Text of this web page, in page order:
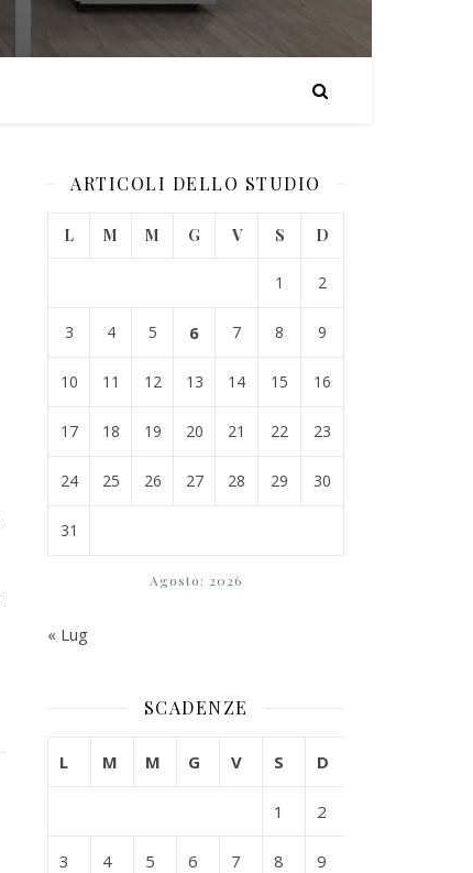
ARTICOLI DELLO STUDIO
Agosto: 2026
L M M G V S D
1 2
3 4 5 6 7 8 9
10 11 12 13 14 15 16
17 18 19 20 21 22 23
24 25 26 27 28 29 30
31
« Lug
SCADENZE
L M M G V S D
1 2
3 4 5 6 7 8 9